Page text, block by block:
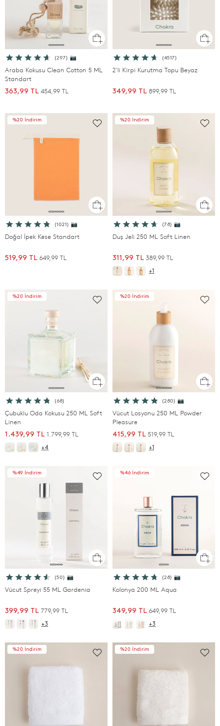
(297) 📷
Araba Kokusu Clean Cotton 5 ML
Standart
363,99 TL 454,99 TL
(4517)
2'li Kirpi Kurutma Topu Beyaz
349,99 TL 899,99 TL
%20 İndirim
(1021) 📷
Doğal İpek Kese Standart
519,99 TL 649,99 TL
%20 İndirim
(78) 📷
Duş Jeli 250 ML Soft Linen
311,99 TL 389,99 TL
+1
%20 İndirim
(68)
Çubuklu Oda Kokusu 250 ML Soft
Linen
1.439,99 TL 1.799,99 TL
+4
%20 İndirim
(280) 📷
Vücut Losyonu 250 ML Powder
Pleasure
415,99 TL 519,99 TL
+1
%49 İndirim
(50) 📷
Vücut Spreyi 55 ML Gardenia
399,99 TL 779,99 TL
+3
%46 İndirim
(28) 📷
Kolonya 200 ML Aqua
349,99 TL 649,99 TL
+3
%20 İndirim %20 İndirim